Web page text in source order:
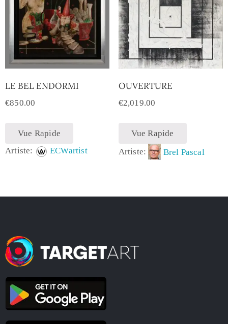
LE BEL ENDORMI
€850.00
Vue Rapide
Artiste:
ECWartist
OUVERTURE
€2,019.00
Vue Rapide
Artiste:
Brel Pascal